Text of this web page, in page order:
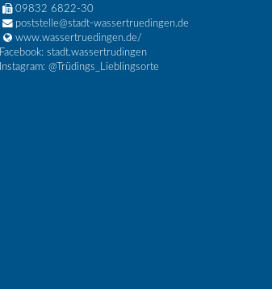
09832 6822-30
poststelle@stadt-wassertruedingen.de
www.wassertruedingen.de/
Facebook: stadt.wassertrudingen
Instagram: @Trüdings_Lieblingsorte